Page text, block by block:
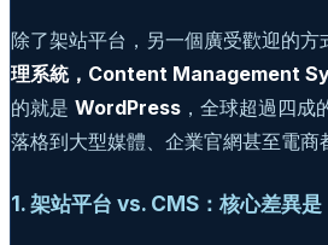
除了架站平台，另一個廣受歡迎的方
理系統，Content Management
的就是 WordPress ，全球超過四成
落格到大型媒體、企業官網甚至電商
1. 架站平台 vs. CMS：核心差異是